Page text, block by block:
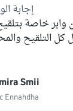
إجابة
خاصة
كل التلقيح
Smii
Ennahdha